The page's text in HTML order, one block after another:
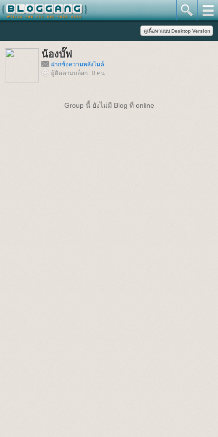
น้องบั๊ฟ
ฝากข้อความหลังไมค์
ผู้ติดตามบล็อก : 0 คน
Group นี้ ยังไม่มี Blog ที่ online